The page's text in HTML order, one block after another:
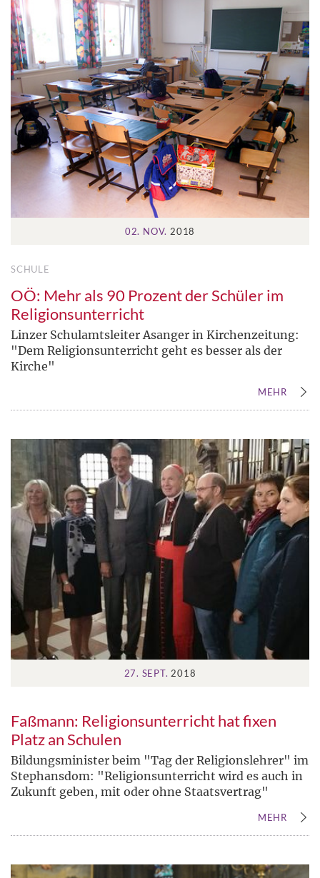
02. NOV. 2018
SCHULE
OÖ: Mehr als 90 Prozent der Schüler im
Religionsunterricht
Linzer Schulamtsleiter Asanger in Kirchenzeitung:
"Dem Religionsunterricht geht es besser als der
Kirche"
MEHR
27. SEPT. 2018
Faßmann: Religionsunterricht hat fixen
Platz an Schulen
Bildungsminister beim "Tag der Religionslehrer" im
Stephansdom: "Religionsunterricht wird es auch in
Zukunft geben, mit oder ohne Staatsvertrag"
MEHR